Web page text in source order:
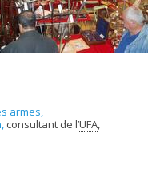
armes,
consultant de l’UFA,